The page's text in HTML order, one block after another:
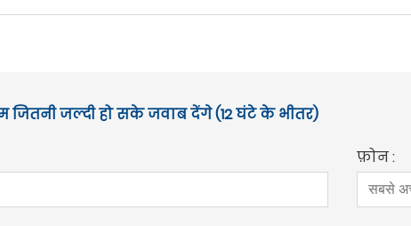
जितनी जल्दी हो सके जवाब देंगे (12 घंटे के भीतर)
फ़ोन :